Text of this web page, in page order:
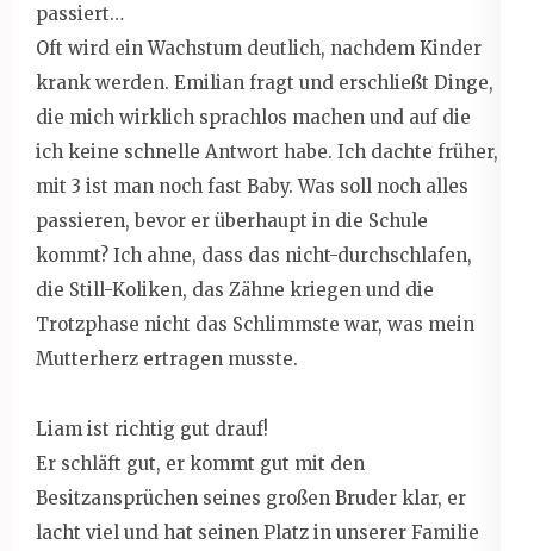
passiert…
Oft wird ein Wachstum deutlich, nachdem Kinder
krank werden. Emilian fragt und erschließt Dinge,
die mich wirklich sprachlos machen und auf die
ich keine schnelle Antwort habe. Ich dachte früher,
mit 3 ist man noch fast Baby. Was soll noch alles
passieren, bevor er überhaupt in die Schule
kommt? Ich ahne, dass das nicht-durchschlafen,
die Still-Koliken, das Zähne kriegen und die
Trotzphase nicht das Schlimmste war, was mein
Mutterherz ertragen musste.
Liam ist richtig gut drauf!
Er schläft gut, er kommt gut mit den
Besitzansprüchen seines großen Bruder klar, er
lacht viel und hat seinen Platz in unserer Familie